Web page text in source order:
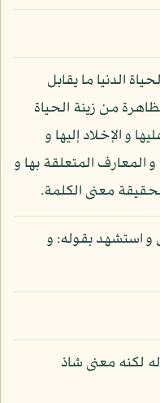
الدنيا ما يقابل
من زينة الحياة
و الإخلاد إليها و
المعارف المتعلقة بها و
معنى الكلمة.
و استشهد بقوله: و
له لكنه معنى شاذ